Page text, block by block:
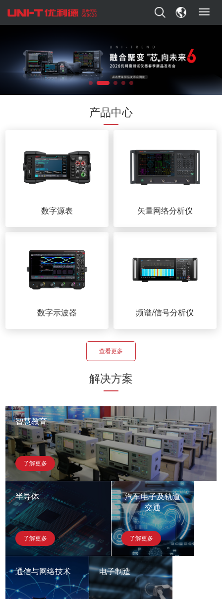
T
o
a
v
产品中心
数字源表 矢量网络分析仪
数字示波器 频谱/信号分析仪
查看更多
解决方案
智慧教育
了解更多
半导体
了解更多
汽车电子及轨道
交通
了解更多
通信与网络技术 电子制造